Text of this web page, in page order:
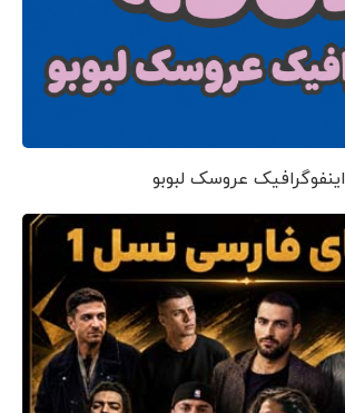
اینفوگرافیک عروسک لبوبو